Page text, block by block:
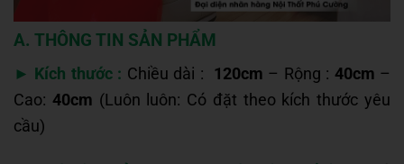
A. THÔNG TIN SẢN PHẨM
► Kích thước : Chiều dài : 120cm – Rộng : 40cm –
Cao: 40cm (Luôn luôn: Có đặt theo kích thước yêu
cầu)